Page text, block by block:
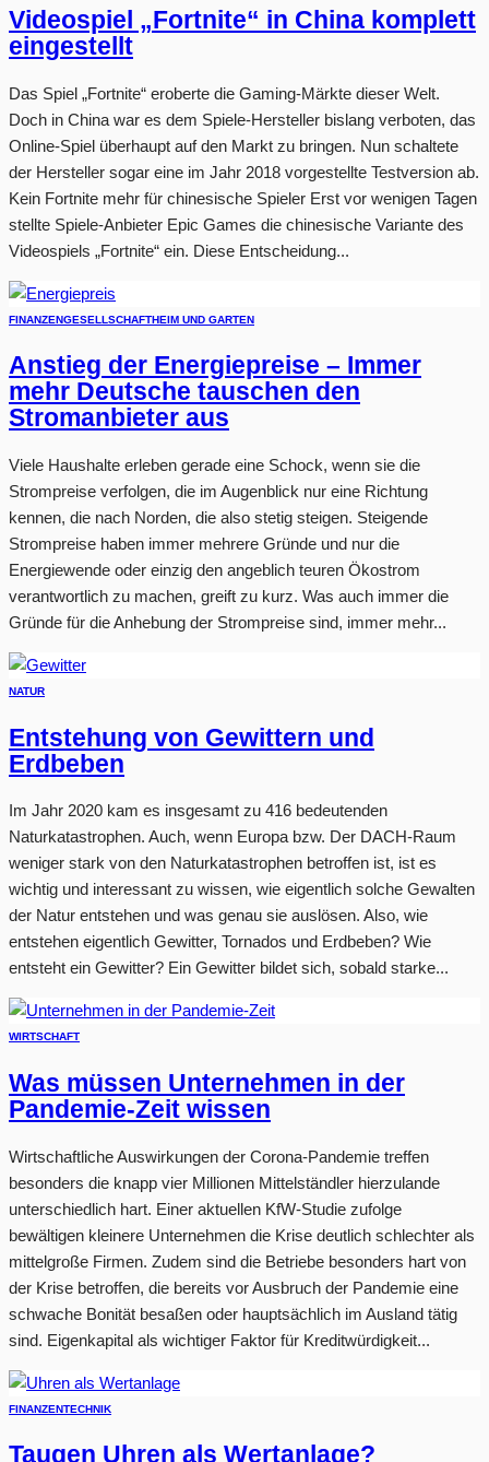
Videospiel „Fortnite“ in China komplett
eingestellt
Das Spiel „Fortnite“ eroberte die Gaming-Märkte dieser Welt.
Doch in China war es dem Spiele-Hersteller bislang verboten, das
Online-Spiel überhaupt auf den Markt zu bringen. Nun schaltete
der Hersteller sogar eine im Jahr 2018 vorgestellte Testversion ab.
Kein Fortnite mehr für chinesische Spieler Erst vor wenigen Tagen
stellte Spiele-Anbieter Epic Games die chinesische Variante des
Videospiels „Fortnite“ ein. Diese Entscheidung...
FINANZENGESELLSCHAFTHEIM UND GARTEN
Anstieg der Energiepreise – Immer
mehr Deutsche tauschen den
Stromanbieter aus
Viele Haushalte erleben gerade eine Schock, wenn sie die
Strompreise verfolgen, die im Augenblick nur eine Richtung
kennen, die nach Norden, die also stetig steigen. Steigende
Strompreise haben immer mehrere Gründe und nur die
Energiewende oder einzig den angeblich teuren Ökostrom
verantwortlich zu machen, greift zu kurz. Was auch immer die
Gründe für die Anhebung der Strompreise sind, immer mehr...
NATUR
Entstehung von Gewittern und
Erdbeben
Im Jahr 2020 kam es insgesamt zu 416 bedeutenden
Naturkatastrophen. Auch, wenn Europa bzw. Der DACH-Raum
weniger stark von den Naturkatastrophen betroffen ist, ist es
wichtig und interessant zu wissen, wie eigentlich solche Gewalten
der Natur entstehen und was genau sie auslösen. Also, wie
entstehen eigentlich Gewitter, Tornados und Erdbeben? Wie
entsteht ein Gewitter? Ein Gewitter bildet sich, sobald starke...
WIRTSCHAFT
Was müssen Unternehmen in der
Pandemie-Zeit wissen
Wirtschaftliche Auswirkungen der Corona-Pandemie treffen
besonders die knapp vier Millionen Mittelständler hierzulande
unterschiedlich hart. Einer aktuellen KfW-Studie zufolge
bewältigen kleinere Unternehmen die Krise deutlich schlechter als
mittelgroße Firmen. Zudem sind die Betriebe besonders hart von
der Krise betroffen, die bereits vor Ausbruch der Pandemie eine
schwache Bonität besaßen oder hauptsächlich im Ausland tätig
sind. Eigenkapital als wichtiger Faktor für Kreditwürdigkeit...
FINANZENTECHNIK
Taugen Uhren als Wertanlage?